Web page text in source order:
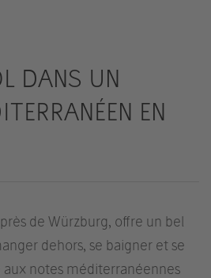
DANS UN
EN
de Würzburg, offre un bel
dehors, se baigner et se
notes méditerranéennes